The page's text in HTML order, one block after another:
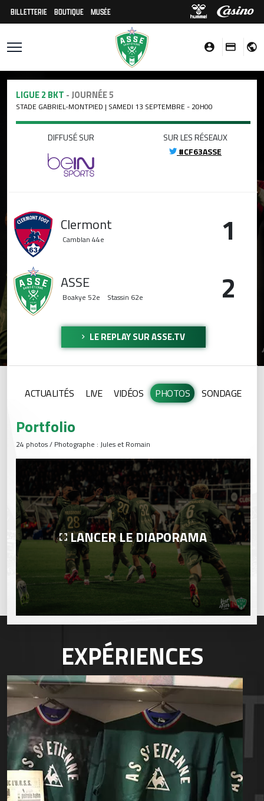
BILLETTERIE BOUTIQUE MUSÉE
LIGUE 2 BKT - JOURNÉE 5
STADE GABRIEL-MONTPIED | SAMEDI 13 SEPTEMBRE - 20H00
DIFFUSÉ SUR
SUR LES RÉSEAUX
#CF63ASSE
Clermont
Camblan 44e 1
ASSE
Boakye 52e Stassin 62e 2
LE REPLAY SUR ASSE.TV
ACTUALITÉS LIVE VIDÉOS PHOTOS SONDAGE
Portfolio
24 photos / Photographe : Jules et Romain
LANCER LE DIAPORAMA
EXPÉRIENCES